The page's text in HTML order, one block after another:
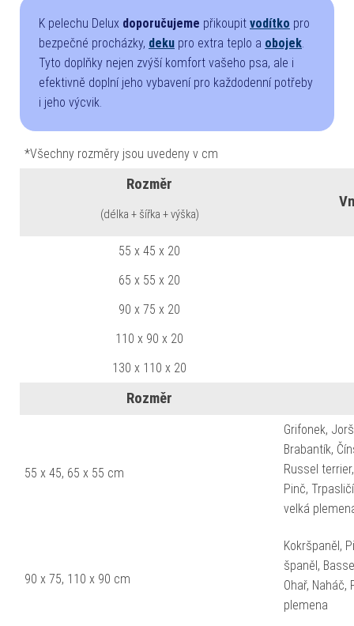
K pelechu Delux doporučujeme přikoupit vodítko pro
bezpečné procházky, deku pro extra teplo a obojek.
Tyto doplňky nejen zvýší komfort vašeho psa, ale i
efektivně doplní jeho vybavení pro každodenní potřeby
i jeho výcvik.
*Všechny rozměry jsou uvedeny v cm
Rozměr
(délka + šířka + výška)
55 x 45 x 20
65 x 55 x 20
90 x 75 x 20
110 x 90 x 20
130 x 110 x 20
Rozměr
55 x 45, 65 x 55 cm
Grifonek,
Brabantík,
Russel
Pinč,
velká
90 x 75, 110 x 90 cm
Kokršpaněl,
španěl,
Ohař, Naháč,
plemena